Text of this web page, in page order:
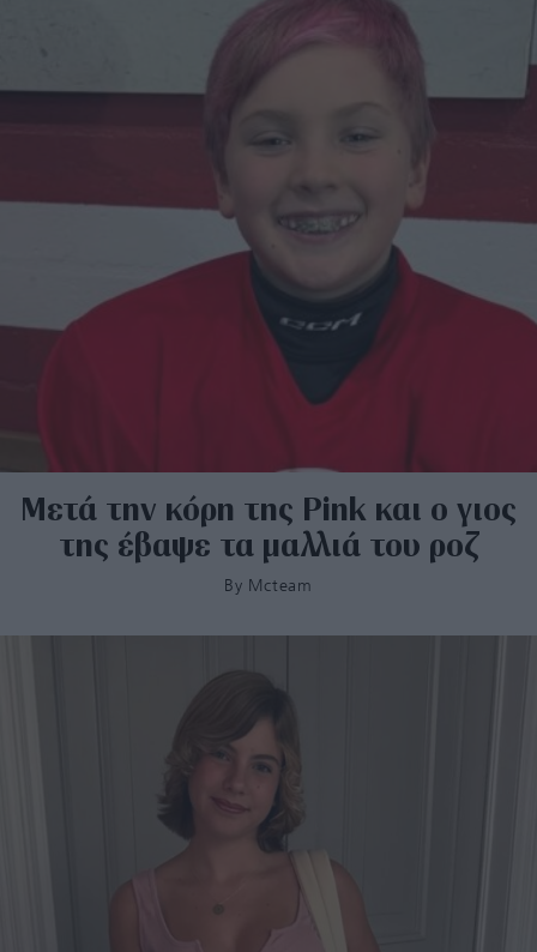
Μετά την κόρη της Pink και ο γιος
της έβαψε τα μαλλιά του ροζ
By Mcteam